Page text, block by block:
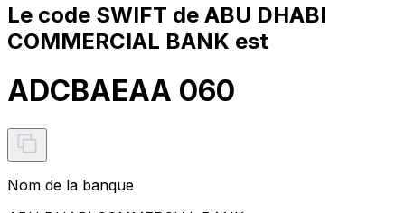
Le code SWIFT de ABU DHABI
COMMERCIAL BANK est
ADCBAEAA 060
Nom de la banque